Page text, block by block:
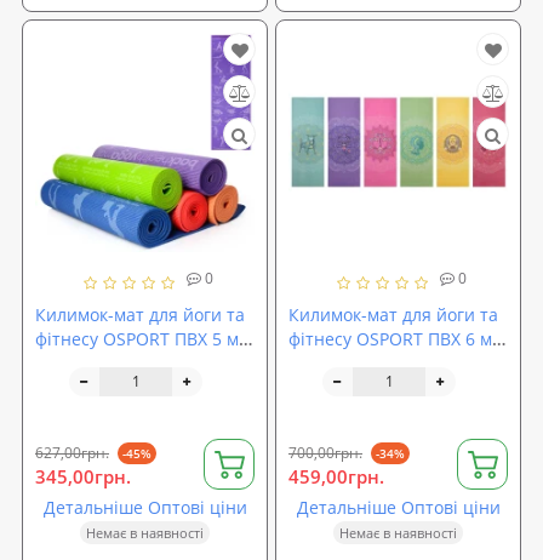
0
Килимок-мат для йоги та
фітнесу OSPORT ПВХ 5 мм
627,00грн. -45%
345,00грн.
Детальніше Оптові ціни
Немає в наявності
0
Килимок-мат для йоги та
фітнесу OSPORT ПВХ 6 мм
700,00грн. -34%
459,00грн.
Детальніше Оптові ціни
Немає в наявності